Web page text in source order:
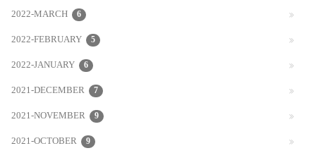
2022-MARCH 6
2022-FEBRUARY 5
2022-JANUARY 6
2021-DECEMBER 7
2021-NOVEMBER 9
2021-OCTOBER 9